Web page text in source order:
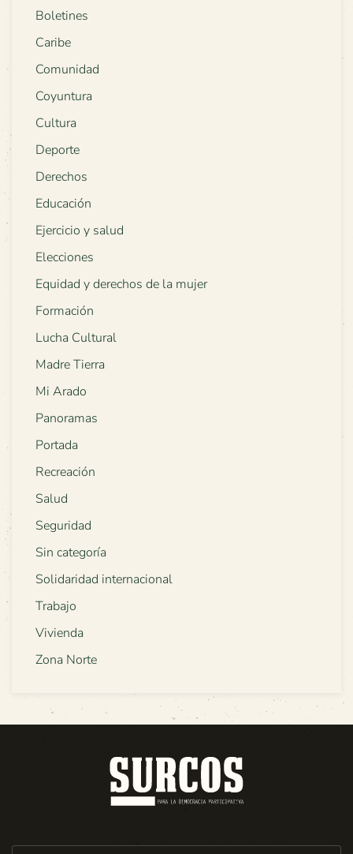
Boletines
Caribe
Comunidad
Coyuntura
Cultura
Deporte
Derechos
Educación
Ejercicio y salud
Elecciones
Equidad y derechos de la mujer
Formación
Lucha Cultural
Madre Tierra
Mi Arado
Panoramas
Portada
Recreación
Salud
Seguridad
Sin categoría
Solidaridad internacional
Trabajo
Vivienda
Zona Norte